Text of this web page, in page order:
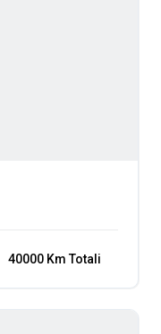
40000 Km Totali